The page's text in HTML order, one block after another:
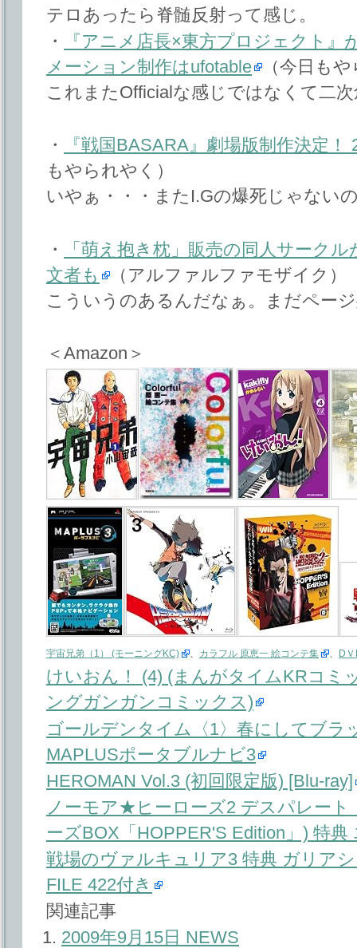
テロあったら脊髄反射って感じ。
・
『アニメ店長×東方プロジェクト
メーション制作はufotable
（今日も
これまたOfficialな感じではなくて二
・
『戦国BASARA』劇場版制作決定！
もやられやく）
いやぁ・・・またI.Gの爆死じゃない
・
「萌え抱き枕」販売の同人サーク
文者も
（アルファルファモザイク）
こういうのあるんだなぁ。まだペー
＜Amazon＞
宇宙兄弟（1） (モーニングKC) 、 カラフル 原恵一 絵コンテ集 、 D
けいおん！ (4) (まんがタイムKRコミ
ングガンガンコミックス)
ゴールデンタイム〈1〉春にしてブラ
MAPLUSポータブルナビ3
HEROMAN Vol.3 (初回限定版) [Blu-ray]
ノーモア★ヒーローズ2 デスパレート
ーズBOX「HOPPER'S Edition」) 特
戦場のヴァルキュリア3 特典 ガリア
FILE 422付き
関連記事
2009年9月15日 NEWS